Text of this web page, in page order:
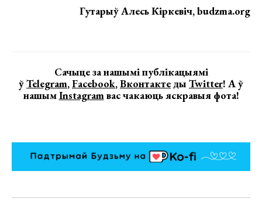
Гутарыў Алесь Кіркевіч, budzma.org
Сачыце за нашымі публікацыямі
ўTelegram,Facebook,Вконтакте ды Twitter! А ў
нашымInstagram вас чакаюць яскравыя фота!